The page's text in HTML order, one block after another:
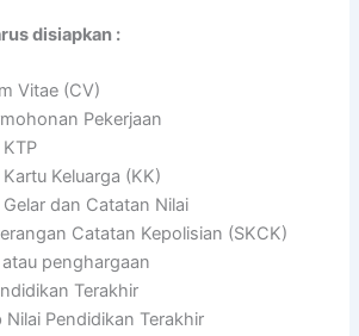
disiapkan :
Vitae (CV)
Pekerjaan
Keluarga (KK)
dan Catatan Nilai
Catatan Kepolisian (SKCK)
penghargaan
Terakhir
Nilai Pendidikan Terakhir